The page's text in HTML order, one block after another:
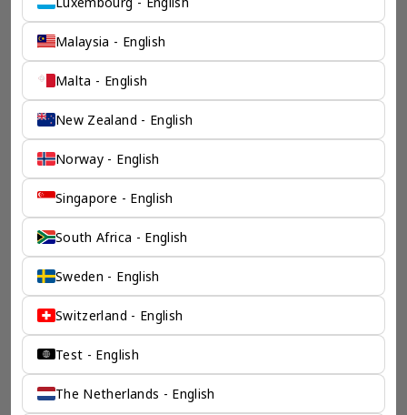
了解香港伦敦奕资咨询有限公司 >
Malaysia - English
Malta - English
New Zealand - English
Norway - English
Singapore - English
South Africa - English
Sweden - English
Switzerland - English
Test - English
The Netherlands - English